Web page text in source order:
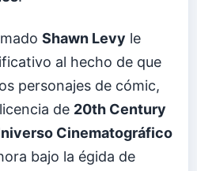
Shawn Levy le
al hecho de que
personajes de cómic,
de 20th Century
Cinematográfico
bajo la égida de